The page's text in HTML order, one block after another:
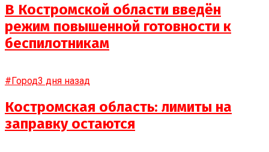
В Костромской области введён
режим повышенной готовности к
беспилотникам
#Город3 дня назад
Костромская область: лимиты на
заправку остаются